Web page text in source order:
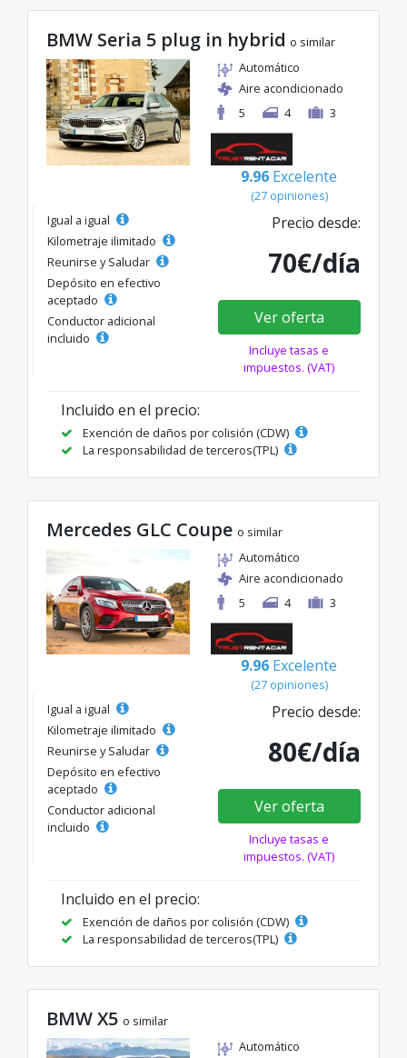
BMW Seria 5 plug in hybrid o similar
Automático
Aire acondicionado
5
4 3
9.96 Excelente
(27 opiniones)
Igual a igual
Kilometraje ilimitado
Reunirse y Saludar
Depósito en efectivo
aceptado
Conductor adicional
incluido
Precio desde:
70€/día
Ver oferta
Incluye tasas e
impuestos. (VAT)
Incluido en el precio:
Exención de daños por colisión (CDW)
La responsabilidad de terceros(TPL)
Mercedes GLC Coupe o similar
Automático
Aire acondicionado
5
4 3
9.96 Excelente
(27 opiniones)
Igual a igual
Kilometraje ilimitado
Reunirse y Saludar
Depósito en efectivo
aceptado
Conductor adicional
incluido
Precio desde:
80€/día
Ver oferta
Incluye tasas e
impuestos. (VAT)
Incluido en el precio:
Exención de daños por colisión (CDW)
La responsabilidad de terceros(TPL)
BMW X5 o similar
Automático